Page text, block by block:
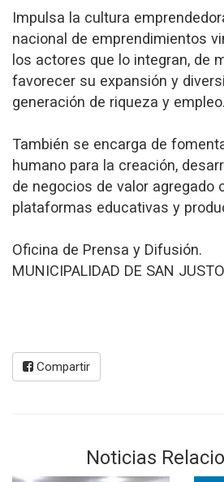
Impulsa la cultura
nacional de emprendimientos
los actores que lo integran, de
favorecer su expansión y
generación de riqueza y empleo.
También se encarga de
humano para la creación,
de negocios de valor agregado
plataformas educativas y
Oficina de Prensa y Difusión.
MUNICIPALIDAD DE SAN
Compartir
Noticias